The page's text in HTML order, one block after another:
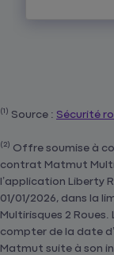
(1) Source : Sécurité
(2) Offre soumise à
contrat Matmut
l’application Liberty
01/01/2026, dans la
Multirisques 2 Roues.
compter de la date
Matmut suite à son